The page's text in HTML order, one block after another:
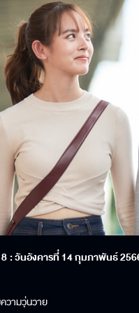
: วันอังคารที่14กุมภาพันธ์ 256
วามวุ่นวาย